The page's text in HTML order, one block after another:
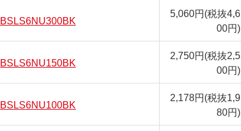
BSLS6NU300BK 5,060円(税抜4,6
00円)
BSLS6NU150BK 2,750円(税抜2,5
00円)
BSLS6NU100BK 2,178円(税抜1,9
80円)